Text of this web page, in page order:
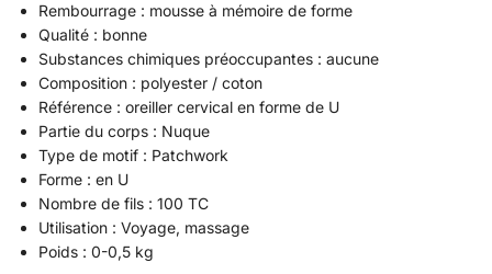
Rembourrage : mousse à mémoire de forme
Qualité : bonne
Substances chimiques préoccupantes : aucune
Composition : polyester / coton
Référence : oreiller cervical en forme de U
Partie du corps : Nuque
Type de motif : Patchwork
Forme : en U
Nombre de fils : 100 TC
Utilisation : Voyage, massage
Poids : 0-0,5 kg